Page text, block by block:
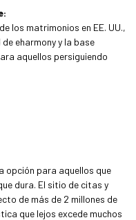
los matrimonios en EE. UU.,
eharmony y la base
aquellos persiguiendo
opción para aquellos que
dura. El sitio de citas y
de más de 2 millones de
que lejos excede muchos